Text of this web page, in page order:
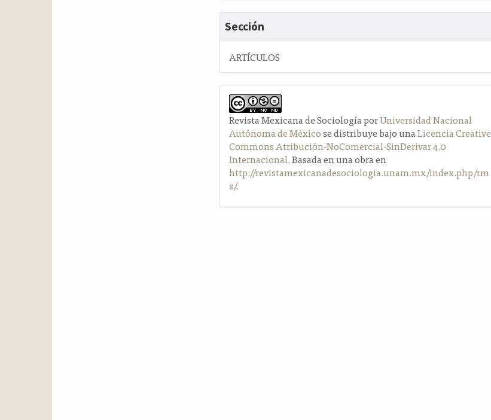
Sección
ARTÍCULOS
Revista Mexicana de Sociología porUniversidad Nacional
Autónoma de Méxicose distribuye bajo unaLicencia Creative
Commons Atribución-NoComercial-SinDerivar 4.0
Internacional. Basada en una obra en
http://revistamexicanadesociologia.unam.mx/index.php/rm
s/.